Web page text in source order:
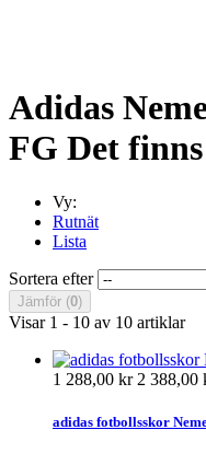
Adidas
FG Det
Vy:
Rutnät
Lista
Sortera efter
Jämför (0)
Visar 1 - 10 av 10 artiklar
1 288,00 kr 2 388,00
adidas fotbollsskor